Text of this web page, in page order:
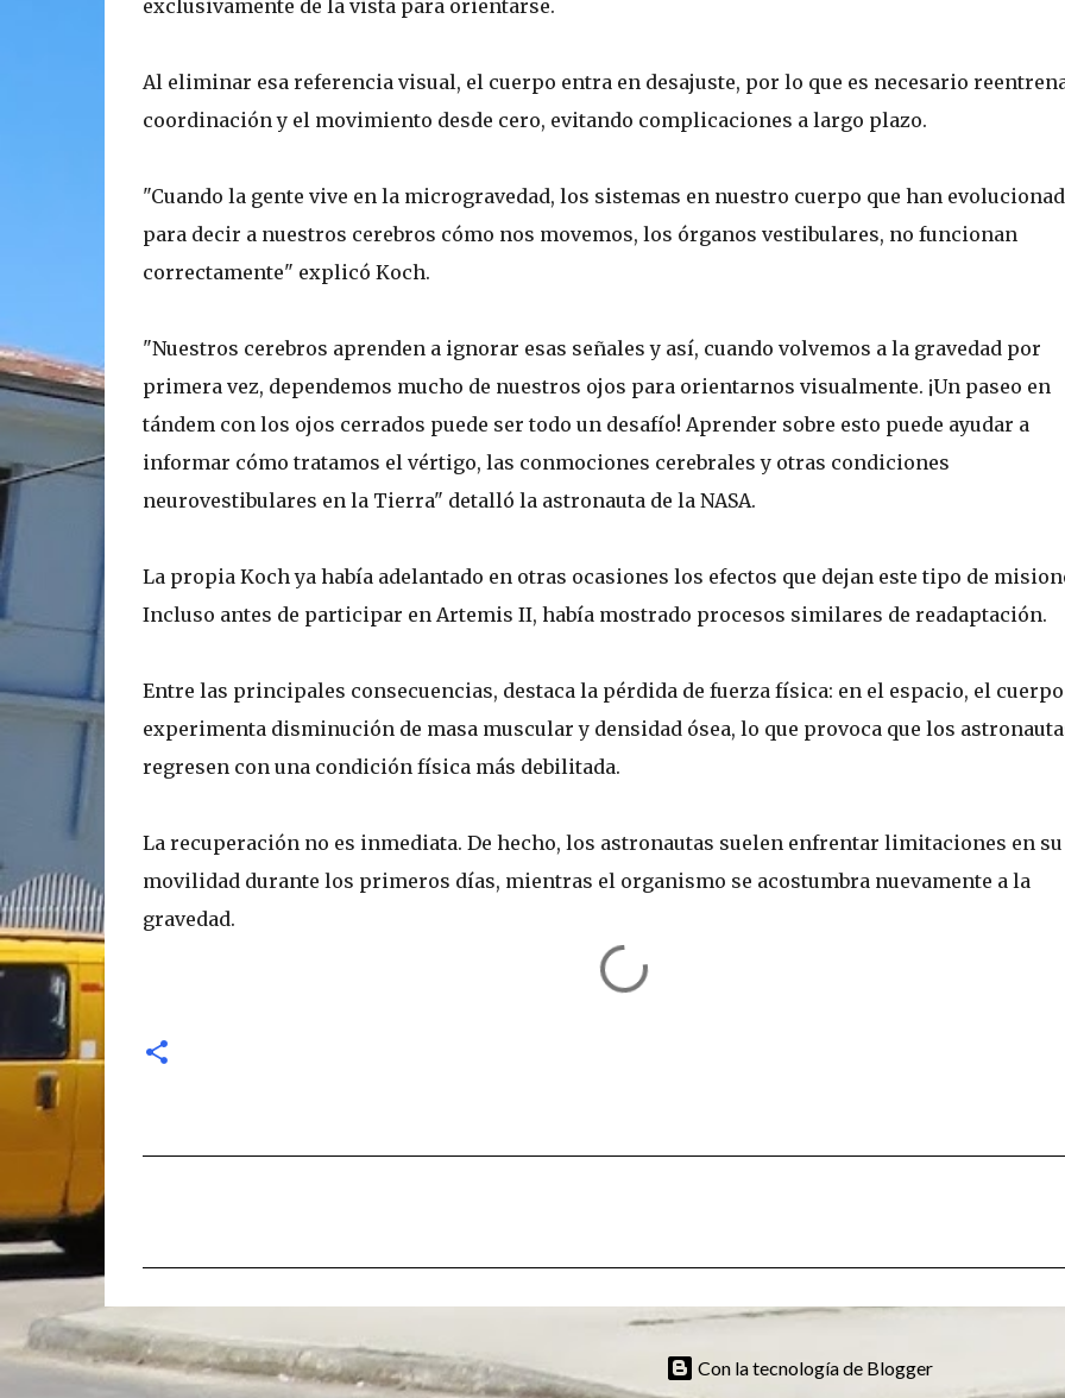
exclusivamente de la vista para orientarse.
Al eliminar esa referencia visual, el cuerpo entra en desajuste, por lo que es necesario
coordinación y el movimiento desde cero, evitando complicaciones a largo plazo.
"Cuando la gente vive en la microgravedad, los sistemas en nuestro cuerpo que han
para decir a nuestros cerebros cómo nos movemos, los órganos vestibulares, no funcionan
correctamente" explicó Koch.
"Nuestros cerebros aprenden a ignorar esas señales y así, cuando volvemos a la gravedad por
primera vez, dependemos mucho de nuestros ojos para orientarnos visualmente. ¡Un paseo en
tándem con los ojos cerrados puede ser todo un desafío! Aprender sobre esto puede ayudar a
informar cómo tratamos el vértigo, las conmociones cerebrales y otras condiciones
neurovestibulares en la Tierra" detalló la astronauta de la NASA.
La propia Koch ya había adelantado en otras ocasiones los efectos que dejan este tipo de
Incluso antes de participar en Artemis II, había mostrado procesos similares de readaptación.
Entre las principales consecuencias, destaca la pérdida de fuerza física: en el espacio, el cuerpo
experimenta disminución de masa muscular y densidad ósea, lo que provoca que los
regresen con una condición física más debilitada.
La recuperación no es inmediata. De hecho, los astronautas suelen enfrentar limitaciones en su
movilidad durante los primeros días, mientras el organismo se acostumbra nuevamente a la
gravedad.
n
t
a
Con la tecnología de Blogger